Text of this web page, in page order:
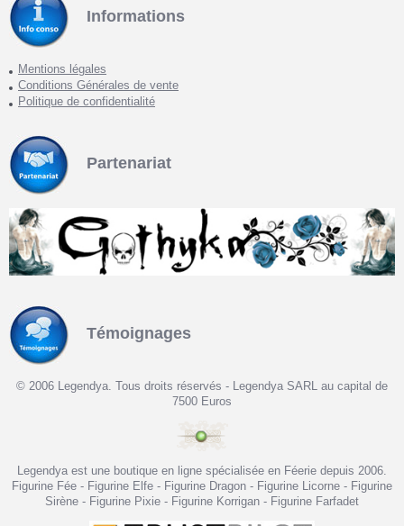
Informations
Mentions légales
Conditions Générales de vente
Politique de confidentialité
Partenariat
Témoignages
© 2006 Legendya. Tous droits réservés - Legendya SARL au capital de
7500 Euros
Legendya est une boutique en ligne spécialisée en Féerie depuis 2006.
Figurine Fée - Figurine Elfe - Figurine Dragon - Figurine Licorne - Figurine
Sirène - Figurine Pixie - Figurine Korrigan - Figurine Farfadet